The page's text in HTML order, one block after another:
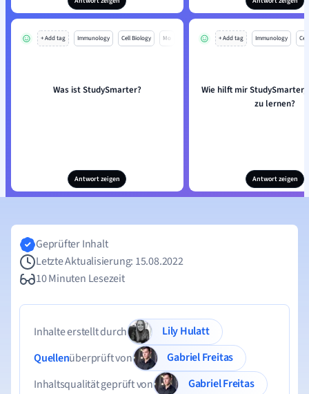
+ Add tag Immunology Cell Biology Mo
Was ist StudySmarter?
Antwort zeigen
+ Add tag Immunology
Wie hilft mir
zu lernen?
Antwort zeigen
Geprüfter Inhalt
Letzte Aktualisierung: 15.08.2022
10 Minuten Lesezeit
Inhalte erstellt durch
Lily Hulatt
Quellenüberprüft von
Gabriel Freitas
Inhaltsqualität geprüft von
Gabriel Freitas